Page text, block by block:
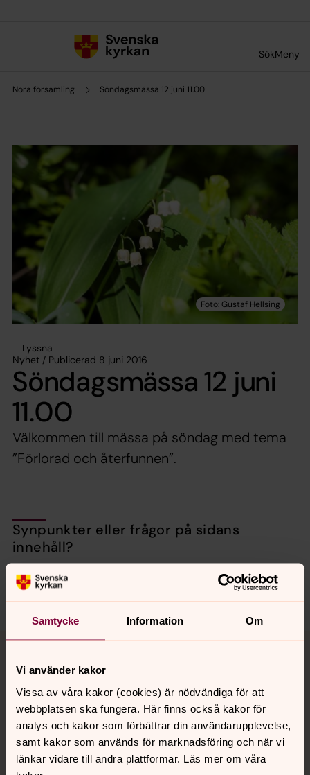
Samtycke Information Om
Vi använder kakor
Vissa av våra kakor (cookies) är nödvändiga för att
webbplatsen ska fungera. Här finns också kakor för
analys och kakor som förbättrar din användarupplevelse,
samt kakor som används för marknadsföring och när vi
länkar vidare till andra plattformar. Läs mer om våra
SökMeny
Nora församling Söndagsmässa 12 juni 11.00
Lyssna
Nyhet / Publicerad 8 juni 2016
Söndagsmässa 12 juni
11.00
Välkommen till mässa på söndag med tema
”Förlorad och återfunnen”.
Synpunkter eller frågor på sidans
innehåll?
nora.tarnsjo.forsamling@svenskakyrkan.se
Dela
Tillbaka till toppen
Tillbaka till innehållet
Kontakt
Kalender